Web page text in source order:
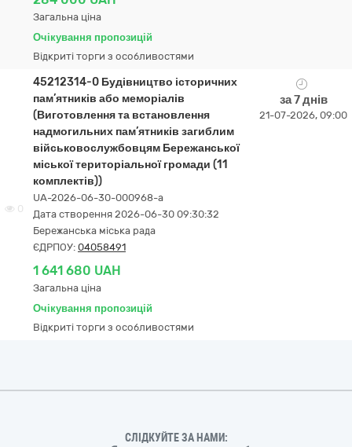
Загальна ціна
Очікування пропозицій
Відкриті торги з особливостями
0
45212314-0 Будівництво історичних
пам’ятників або меморіалів
(Виготовлення та встановлення
надмогильних пам’ятників загиблим
військовослужбовцям Бережанської
міської територіальної громади (11
комплектів))
UA-2026-06-30-000968-a
Дата створення 2026-06-30 09:30:32
Бережанська міська рада
ЄДРПОУ: 04058491
1 641 680 UAH
Загальна ціна
Очікування пропозицій
Відкриті торги з особливостями
за 7 днів
21-07-2026, 09:00
СЛІДКУЙТЕ ЗА НАМИ: